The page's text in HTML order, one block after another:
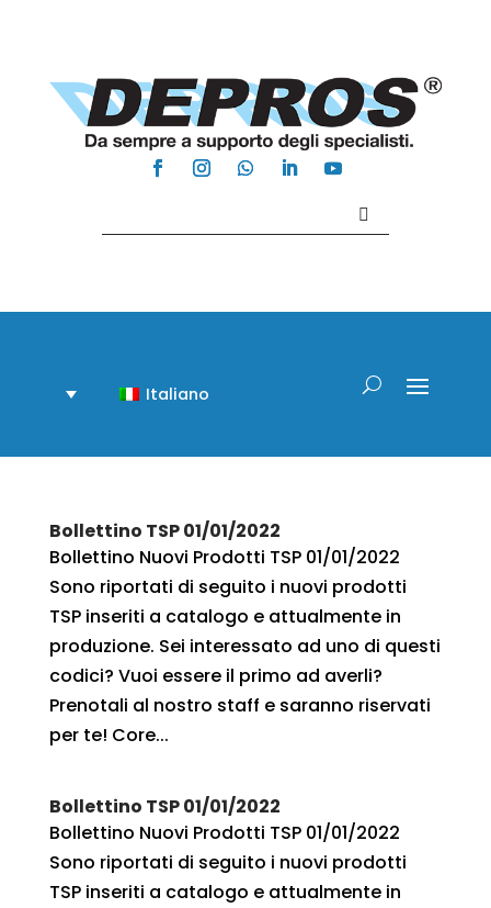
Italiano
Bollettino TSP 01/01/2022
Bollettino Nuovi Prodotti TSP 01/01/2022
Sono riportati di seguito i nuovi prodotti
TSP inseriti a catalogo e attualmente in
produzione. Sei interessato ad uno di questi
codici? Vuoi essere il primo ad averli?
Prenotali al nostro staff e saranno riservati
per te! Core...
Bollettino TSP 01/01/2022
Bollettino Nuovi Prodotti TSP 01/01/2022
Sono riportati di seguito i nuovi prodotti
TSP inseriti a catalogo e attualmente in